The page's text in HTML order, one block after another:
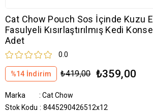
Cat Chow Pouch Sos İçinde Kuzu
Fasulyeli Kısırlaştırılmış Kedi
Adet
0.0
%14 İndirim ₺419,00 ₺359,00
Marka : Cat Chow
Stok Kodu
8445290426512x12